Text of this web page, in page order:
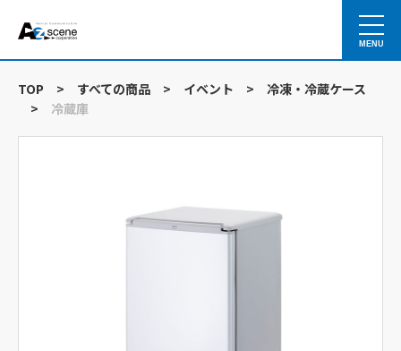
MENU
TOP > すべての商品 > イベント >
冷凍・冷蔵ケース
>
冷蔵庫